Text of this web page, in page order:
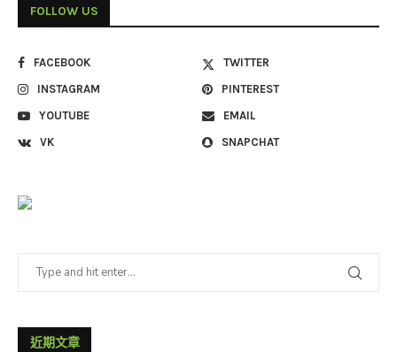
FOLLOW US
FACEBOOK
TWITTER
INSTAGRAM
PINTEREST
YOUTUBE
EMAIL
VK
SNAPCHAT
近期文章